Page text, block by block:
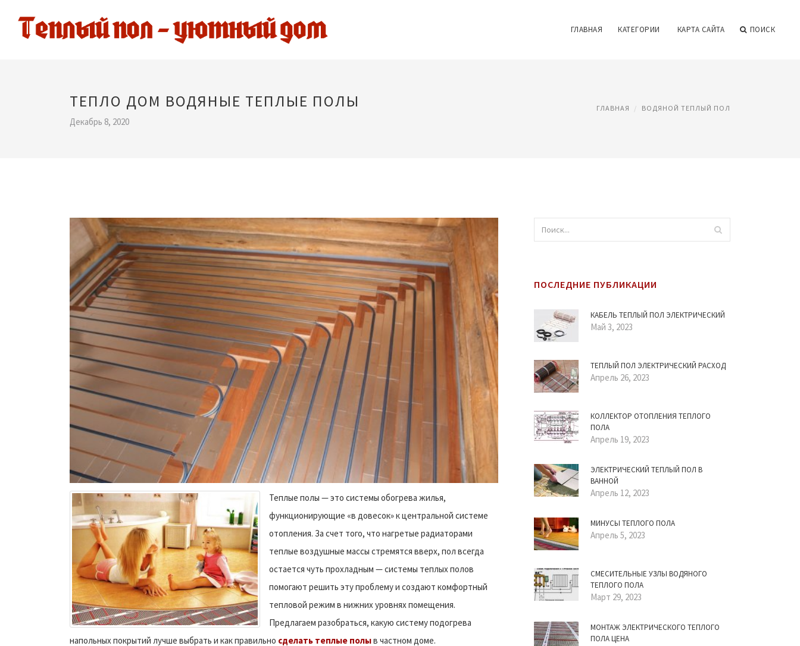
ГЛАВНАЯ КАТЕГОРИИ КАРТА САЙТА ПОИСК
ТЕПЛО ДОМ ВОДЯНЫЕ ТЕПЛЫЕ ПОЛЫ
Декабрь 8, 2020
ГЛАВНАЯ ВОДЯНОЙ ТЕПЛЫЙ ПОЛ
Теплые полы — это системы обогрева жилья,
функционирующие «в довесок» к центральной системе
отопления. За счет того, что нагретые радиаторами
теплые воздушные массы стремятся вверх, пол всегда
остается чуть прохладным — системы теплых полов
помогают решить эту проблему и создают комфортный
тепловой режим в нижних уровнях помещения.
Предлагаем разобраться, какую систему подогрева
напольных покрытий лучше выбрать и как правильно сделать теплые полыв частном доме.
ПОСЛЕДНИЕ ПУБЛИКАЦИИ
КАБЕЛЬ ТЕПЛЫЙ ПОЛ ЭЛЕКТРИЧЕСКИЙ
Май 3, 2023
ТЕПЛЫЙ ПОЛ ЭЛЕКТРИЧЕСКИЙ РАСХОД
Апрель 26, 2023
КОЛЛЕКТОР ОТОПЛЕНИЯ ТЕПЛОГО
ПОЛА
Апрель 19, 2023
ЭЛЕКТРИЧЕСКИЙ ТЕПЛЫЙ ПОЛ В
ВАННОЙ
Апрель 12, 2023
МИНУСЫ ТЕПЛОГО ПОЛА
Апрель 5, 2023
СМЕСИТЕЛЬНЫЕ УЗЛЫ ВОДЯНОГО
ТЕПЛОГО ПОЛА
Март 29, 2023
МОНТАЖ ЭЛЕКТРИЧЕСКОГО ТЕПЛОГО
ПОЛА ЦЕНА